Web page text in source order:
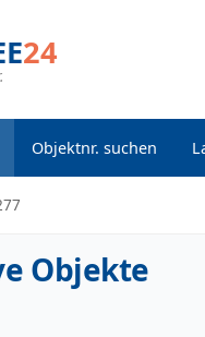
24
Objektnr. suchen
Objekte